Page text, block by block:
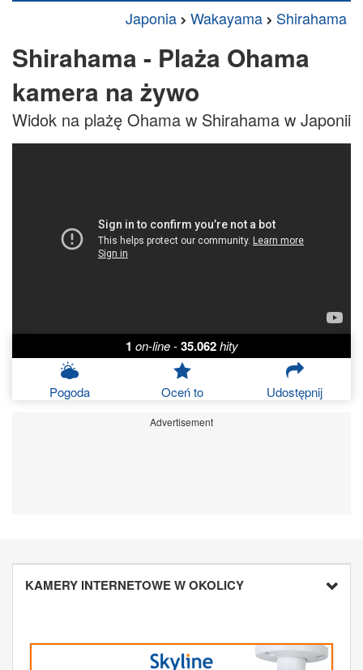
Japonia Wakayama Shirahama
Shirahama - Plaża Ohama
kamera na żywo
Widok na plażę Ohama w Shirahama w Japonii
1 on-line - 35.062 hity
Pogoda Oceń to Udostępnij
Advertisement
KAMERY INTERNETOWE W OKOLICY